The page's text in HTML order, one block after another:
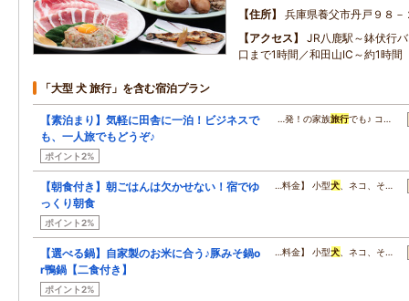
住所
兵庫県養父市丹戸９８－
アクセス
JR八鹿駅～鉢伏行
口まで1時間／和田山IC～約1時間
「大型 犬 旅行」を含む宿泊プラン
【素泊まり】気軽に田舎に一泊！ビジネスで
も、一人旅でもどうぞ♪
ポイント2%
…発！の家族旅行でも♪ コ…
【朝食付き】朝ごはんは欠かせない！宿でゆ
っくり朝食
ポイント2%
…料金】 小型犬 、ネコ、そ…
【選べる鍋】自家製のお米に合う♪豚みそ鍋o
r鴨鍋【二食付き】
ポイント2%
…料金】 小型犬 、ネコ、そ…